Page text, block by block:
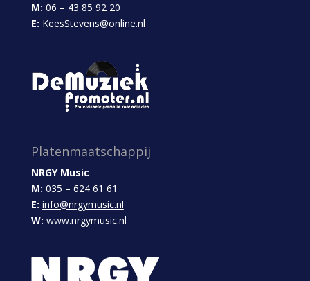
M: 06 – 43 85 92 20
E: KeesStevens@online.nl
Platenmaatschappij
NRGY Music
M: 035 – 624 61 61
E: info@nrgymusic.nl
W: www.nrgymusic.nl